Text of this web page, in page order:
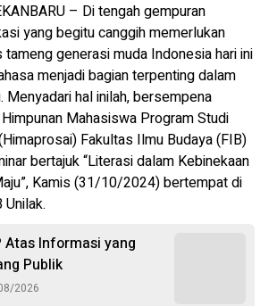
– Di tengah gempuran
yang begitu canggih memerlukan
generasi muda Indonesia hari ini
menjadi bagian terpenting dalam
Menyadari hal inilah, bersempena
Mahasiswa Program Studi
Fakultas Ilmu Budaya (FIB)
bertajuk “Literasi dalam Kebinekaan
Kamis (31/10/2024) bertempat di
Atas Informasi yang
Publik
2026